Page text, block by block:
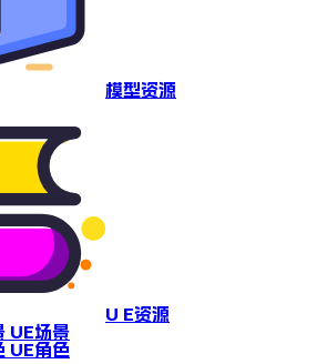
模型资源
U E资源
UE场景
UE角色